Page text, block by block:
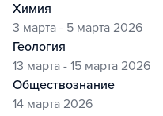
химия
3 марта - 5 марта 2026
геология
13 марта - 15 марта 2026
обществознание
14 марта 2026